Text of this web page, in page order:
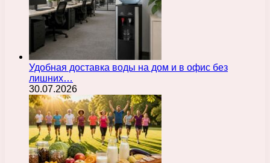
Удобная доставка воды на дом и в офис без
лишних…
30.07.2026